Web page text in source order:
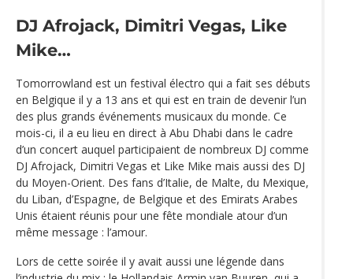
DJ Afrojack, Dimitri Vegas, Like
Mike…
Tomorrowland est un festival électro qui a fait ses débuts
en Belgique il y a 13 ans et qui est en train de devenir l’un
des plus grands événements musicaux du monde. Ce
mois-ci, il a eu lieu en direct à Abu Dhabi dans le cadre
d’un concert auquel participaient de nombreux DJ comme
DJ Afrojack, Dimitri Vegas et Like Mike mais aussi des DJ
du Moyen-Orient. Des fans d’Italie, de Malte, du Mexique,
du Liban, d’Espagne, de Belgique et des Emirats Arabes
Unis étaient réunis pour une fête mondiale atour d’un
même message : l’amour.
Lors de cette soirée il y avait aussi une légende dans